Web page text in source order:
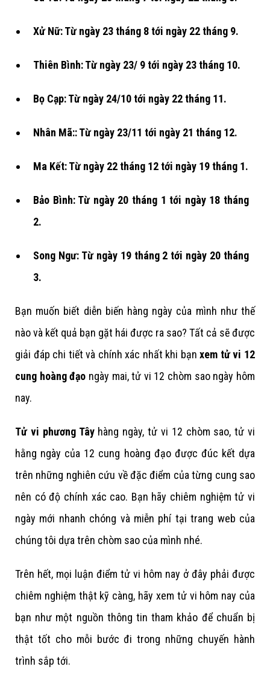
Xử Nữ: Từ ngày 23 tháng 8 tới ngày 22 tháng 9.
Thiên Bình: Từ ngày 23/ 9 tới ngày 23 tháng 10.
Bọ Cạp: Từ ngày 24/10 tới ngày 22 tháng 11.
Nhân Mã:: Từ ngày 23/11 tới ngày 21 tháng 12.
Ma Kết: Từ ngày 22 tháng 12 tới ngày 19 tháng 1.
Bảo Bình: Từ ngày 20 tháng 1 tới ngày 18 tháng
2.
Song Ngư: Từ ngày 19 tháng 2 tới ngày 20 tháng
3.
Bạn muốn biết diễn biến hàng ngày của mình như thế
nào và kết quả bạn gặt hái được ra sao? Tất cả sẽ được
giải đáp chi tiết và chính xác nhất khi bạnxem tử vi 12
cung hoàng đạo ngày mai, tử vi 12 chòm sao ngày hôm
nay.
Tử vi phương Tâyhàng ngày, tử vi 12 chòm sao, tử vi
hằng ngày của 12 cung hoàng đạo được đúc kết dựa
trên những nghiên cứu về đặc điểm của từng cung sao
nên có độ chính xác cao. Bạn hãy chiêm nghiệm tử vi
ngày mới nhanh chóng và miễn phí tại trang web của
chúng tôi dựa trên chòm sao của mình nhé.
Trên hết, mọi luận điểm tử vi hôm nay ở đây phải được
chiêm nghiệm thật kỹ càng, hãy xem tử vi hôm nay của
bạn như một nguồn thông tin tham khảo để chuẩn bị
thật tốt cho mỗi bước đi trong những chuyến hành
trình sắp tới.